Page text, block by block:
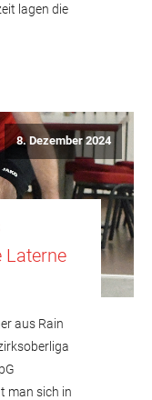
lagen die
Achim
8. Dezember 2024
Laterne
aus Rain
man sich in